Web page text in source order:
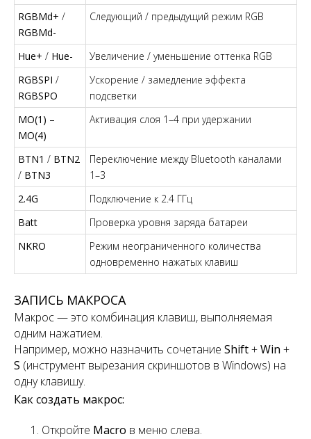
RGBMd+ /
RGBMd-
Следующий / предыдущий режим RGB
Hue+ / Hue-
Увеличение / уменьшение оттенка RGB
RGBSPI /
RGBSPO
Ускорение / замедление эффекта
подсветки
MO(1) –
MO(4)
Активация слоя 1–4 при удержании
BTN1 / BTN2
/ BTN3
Переключение между Bluetooth каналами
1–3
2.4G
Подключение к 2.4 ГГц
Batt
Проверка уровня заряда батареи
NKRO
Режим неограниченного количества
одновременно нажатых клавиш
ЗАПИСЬ МАКРОСА
Макрос — это комбинация клавиш, выполняемая
одним нажатием.
Например, можно назначить сочетание Shift+Win +
S (инструмент вырезания скриншотов в Windows) на
одну клавишу.
Как создать макрос:
Откройте Macro в меню слева.